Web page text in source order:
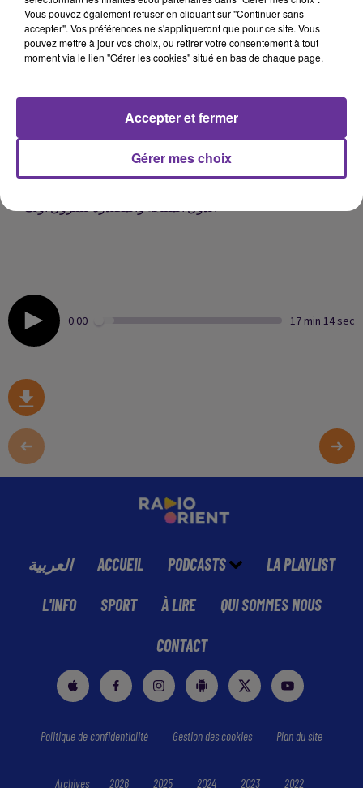
الرئيس الروسي يوجه دعوة لنظيره الجزائري زيارة موسكو
الحكومة المغربية تقول انها لم تناقش استئناف العلاقات
الاتحاد الاوروبي يعلن مواصلة معارضته التطبيع مع النظام
السوري بدون حل سياسي يرتكز على القرار الاممي رقم
الدول المنتجة والمصدرة للبترول اوبك
0:00 17 min 14 sec
العربية ACCUEIL PODCASTS LA PLAYLIST
L'INFO SPORT À LIRE QUI SOMMES NOUS
CONTACT
Politique de confidentialité Gestion des cookies Plan du site
Archives 2026 2025 2024 2023 2022
Vous pouvez également refuser en cliquant sur "Continuer sans
accepter". Vos préférences ne s'appliqueront que pour ce site. Vous
pouvez mettre à jour vos choix, ou retirer votre consentement à tout
moment via le lien "Gérer les cookies" situé en bas de chaque page.
Gérer mes choix
Accepter et fermer